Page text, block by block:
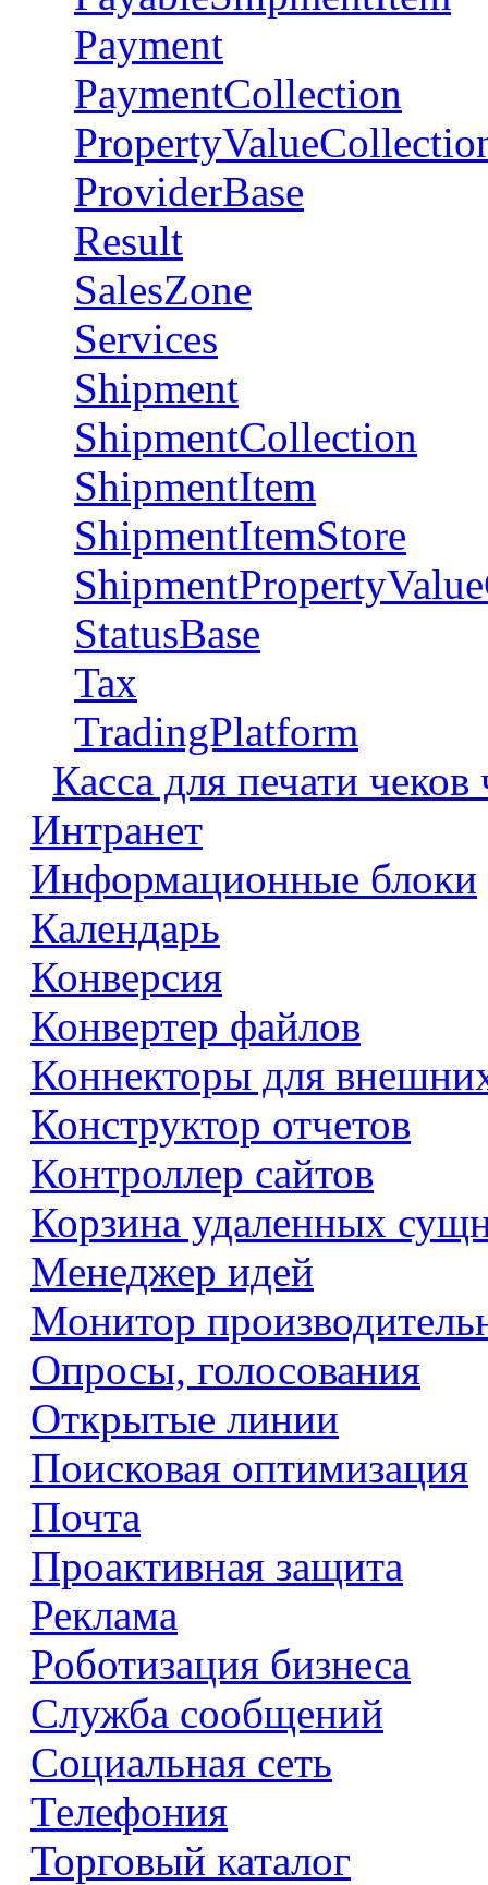
Payment
PaymentCollection
ProviderBase
Result
SalesZone
Services
Shipment
ShipmentCollection
ShipmentItem
ShipmentItemStore
StatusBase
Tax
TradingPlatform
Касса для печати
Интранет
Информационные блоки
Календарь
Конверсия
Конвертер файлов
Коннекторы для
Конструктор отчетов
Контроллер сайтов
Корзина удаленных
Менеджер идей
Монитор
Опросы, голосования
Открытые линии
Поисковая оптимизация
Почта
Проактивная защита
Реклама
Роботизация бизнеса
Служба сообщений
Социальная сеть
Телефония
Торговый каталог